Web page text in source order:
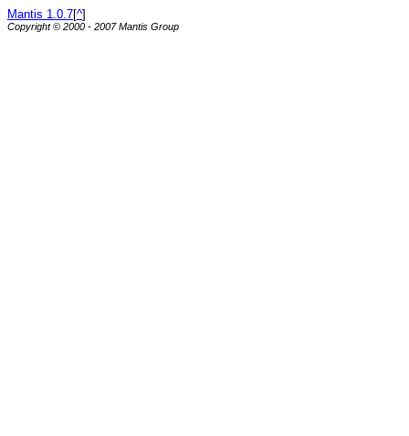
Mantis 1.0.7[^]
Copyright © 2000 - 2007 Mantis Group